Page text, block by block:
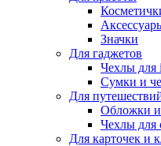
Значки
Для гаджетов
Чехлы для
Сумки и
Для
Обложки и
Чехлы для
Для карточек и